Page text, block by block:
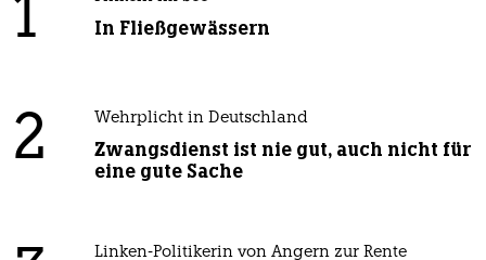
1 In Fließgewässern
2 Wehrplicht in Deutschland
Zwangsdienst ist nie gut, auch nicht für
eine gute Sache
Linken-Politikerin von Angern zur Rente